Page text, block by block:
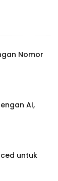
Nomor
AI,
untuk